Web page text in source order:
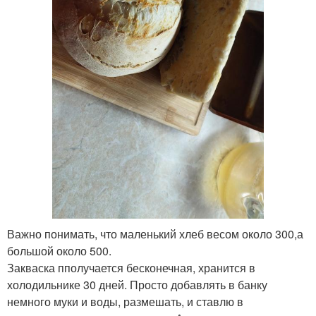
Важно понимать, что маленький хлеб весом около 300,а
большой около 500.
Закваска пполучается бесконечная, хранится в
холодильнике 30 дней. Просто добавлять в банку
немного муки и воды, размешать, и ставлю в